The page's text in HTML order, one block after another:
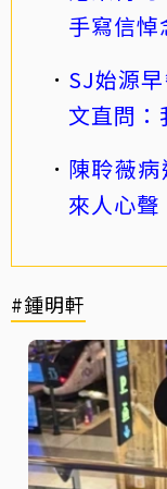
手寫信悼
SJ始源
文直問：
陳聆薇
來人心聲
#鍾明軒